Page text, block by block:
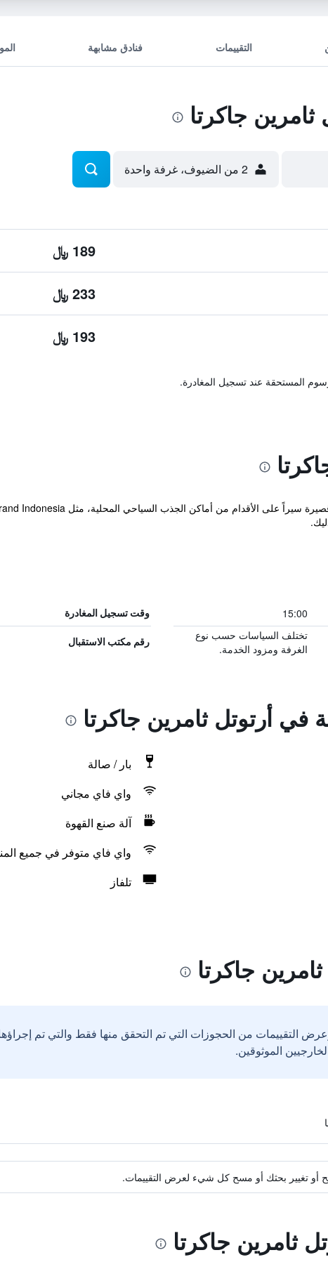
التقييمات فنادق مشابهة
جاكرتا
2 من الضيوف، غرفة واحدة
189 ﷼
233 ﷼
193 ﷼
المستحقة عند تسجيل المغادرة.
15:00 وقت تسجيل المغادرة
تختلف السياسات حسب نوع
الغرفة ومزود الخدمة.
رقم مكتب الاستقبال
في أرتوتل ثامرين جاكرتا
بار / صالة
واي فاي مجاني
آلة صنع القهوة
واي فاي متوفر في جميع
تلفاز
جاكرتا
التقييمات من الحجوزات التي تم التحقق منها فقط والتي تم
أو تغيير بحثك أو مسح كل شيء لعرض التقييمات.
ثامرين جاكرتا